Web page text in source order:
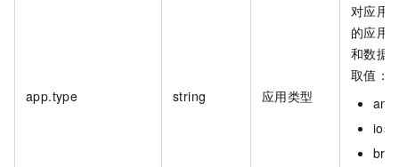
app.type string 应用类型
对应用
的应用
和数据
取值：
ios